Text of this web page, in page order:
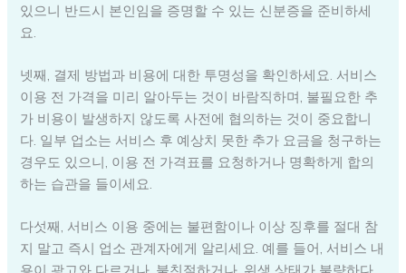
있으니 반드시 본인임을 증명할 수 있는 신분증을 준비하세
요.
넷째, 결제 방법과 비용에 대한 투명성을 확인하세요. 서비스
이용 전 가격을 미리 알아두는 것이 바람직하며, 불필요한 추
가 비용이 발생하지 않도록 사전에 협의하는 것이 중요합니
다. 일부 업소는 서비스 후 예상치 못한 추가 요금을 청구하는
경우도 있으니, 이용 전 가격표를 요청하거나 명확하게 합의
하는 습관을 들이세요.
다섯째, 서비스 이용 중에는 불편함이나 이상 징후를 절대 참
지 말고 즉시 업소 관계자에게 알리세요. 예를 들어, 서비스 내